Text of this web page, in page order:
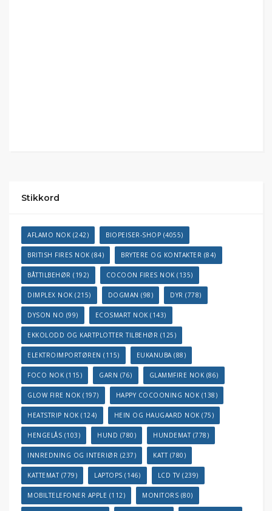
Stikkord
AFLAMO NOK (242) BIOPEISER-SHOP (4055)
BRITISH FIRES NOK (84) BRYTERE OG KONTAKTER (84)
BÅTTILBEHØR (192) COCOON FIRES NOK (135)
DIMPLEX NOK (215) DOGMAN (98) DYR (778)
DYSON NO (99) ECOSMART NOK (143)
EKKOLODD OG KARTPLOTTER TILBEHØR (125)
ELEKTROIMPORTØREN (115) EUKANUBA(88)
FOCO NOK (115) GARN (76) GLAMMFIRE NOK (86)
GLOW FIRE NOK (197) HAPPY COCOONING NOK (138)
HEATSTRIP NOK (124) HEIN OG HAUGAARD NOK (75)
HENGELÅS (103) HUND (780) HUNDEMAT(778)
INNREDNING OG INTERIØR (237) KATT(780)
KATTEMAT(779) LAPTOPS (146) LCD TV (239)
MOBILTELEFONER APPLE (112) MONITORS (80)